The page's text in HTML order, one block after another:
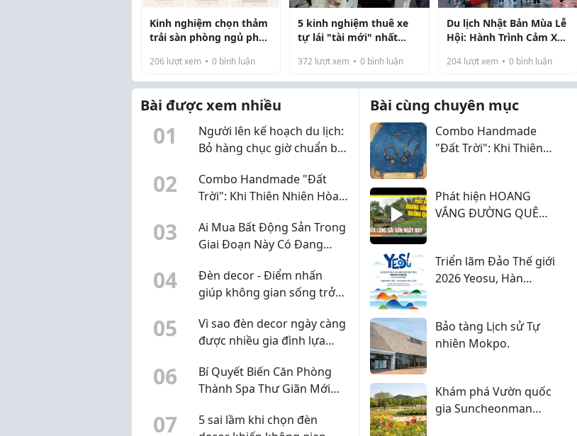
Kinh nghiệm chọn thảm
trải sàn phòng ngủ phù
gian
206 lượt xem 0 bình luận
5 kinh nghiệm thuê xe
tự lái "tài mới" nhất
372 lượt xem 0 bình luận
Du lịch Nhật Bản Mùa Lễ
Hội: Hành Trình Cảm Xúc
204lượt xem 0bình luận
Bài được xem nhiều
01
Người lên kế hoạch du lịch:
Bỏ hàng chục giờ chuẩn bị
cảm ơn nhất?
02
Combo Handmade "Đất
Trời": Khi Thiên Nhiên Hòa
Thủ Công Từ Sophiebeauty
03
Ai Mua Bất Động Sản Trong
Giai Đoạn Này Có Đang
04
Đèn decor - Điểm nhấn
giúp không gian sống trở
05
Vì sao đèn decor ngày càng
được nhiều gia đình lựa
06
Bí Quyết Biến Căn Phòng
Thành Spa Thư Giãn Mới
07
5 sai lầm khi chọn đèn
Bài cùng chuyên mục
Combo Handmade
"Đất Trời": Khi Thiên
Công Từ Sophiebeauty
Phát hiện HOANG
VẮNG ĐƯỜNG QUÊ
Sống Sài Gòn Ngày
Nay
Triển lãm Đảo Thế giới
2026 Yeosu, Hàn
đảo
Bảo tàng Lịch sử Tự
nhiên Mokpo.
Khám phá Vườn quốc
gia Suncheonman